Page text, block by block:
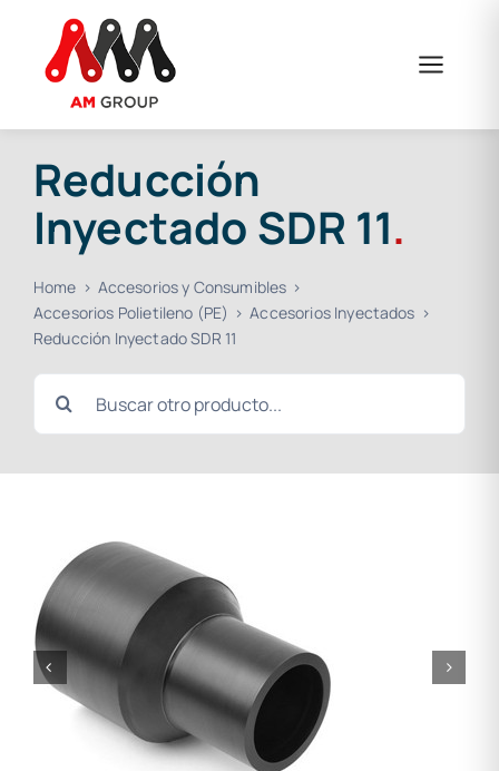
contenido
Reducción
Inyectado SDR 11.
Home
Accesorios y Consumibles
Accesorios Polietileno (PE)
Accesorios Inyectados
Reducción Inyectado SDR 11
Buscar: